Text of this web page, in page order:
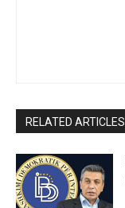
RELATED ARTICLES